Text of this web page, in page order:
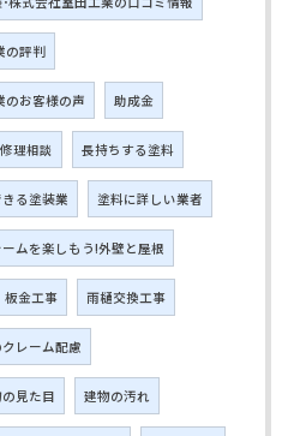
の評判
のお客様の声 助成金
理相談 長持ちする塗料
る塗装業 塗料に詳しい業者
ームを楽しもう!外壁と屋根
板金工事 雨樋交換工事
レーム配慮
見た目 建物の汚れ